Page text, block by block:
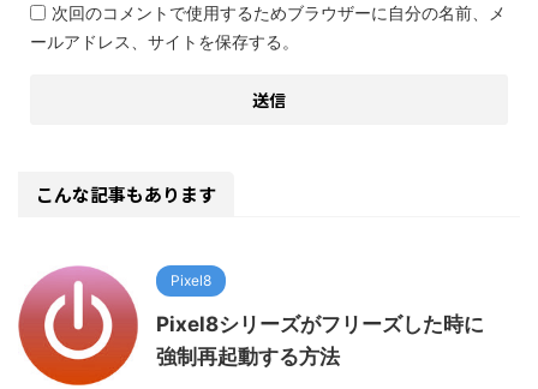
次回のコメントで使用するためブラウザーに自分の名前、メ
ールアドレス、サイトを保存する。
こんな記事もあります
Pixel8
Pixel8シリーズがフリーズした時に
強制再起動する方法